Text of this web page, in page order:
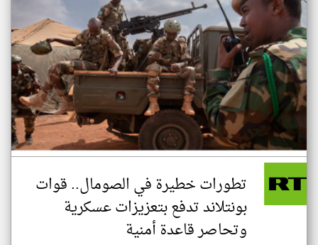
تطورات خطيرة في الصومال.. قوات
بونتلاند تدفع بتعزيزات عسكرية
وتحاصر قاعدة أمنية